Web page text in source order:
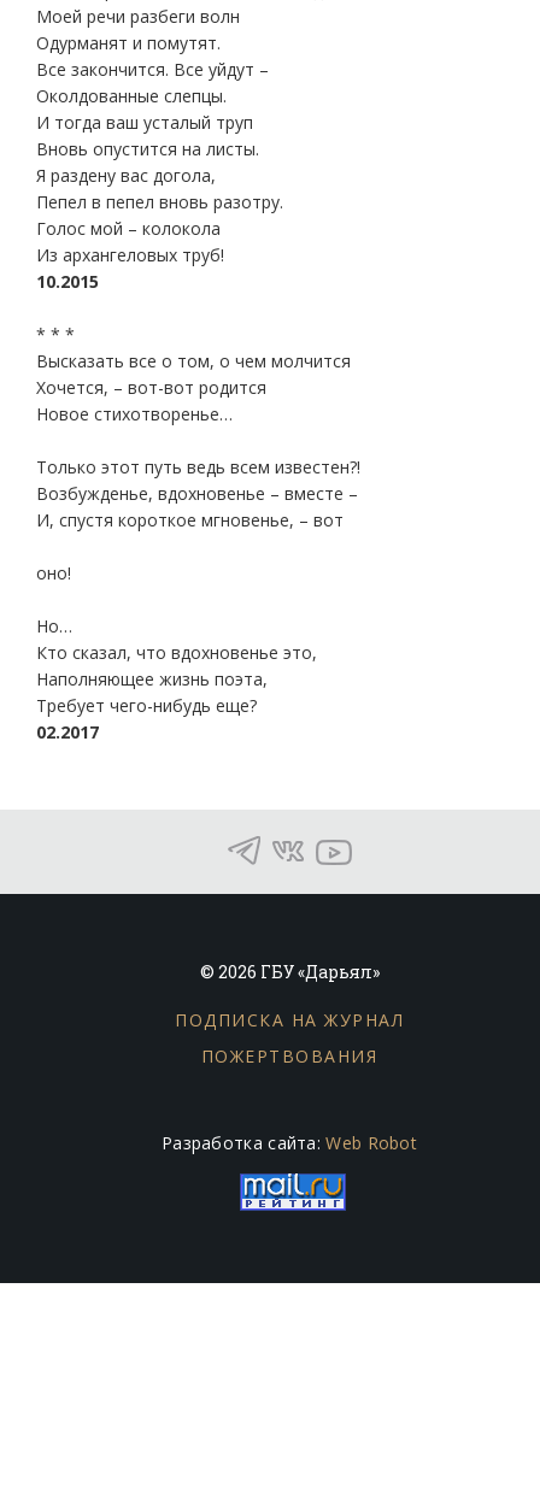
Моей речи разбеги волн
Одурманят и помутят.
Все закончится. Все уйдут –
Околдованные слепцы.
И тогда ваш усталый труп
Вновь опустится на листы.
Я раздену вас догола,
Пепел в пепел вновь разотру.
Голос мой – колокола
Из архангеловых труб!
10.2015
* * *
Высказать все о том, о чем молчится
Хочется, – вот-вот родится
Новое стихотворенье…
Только этот путь ведь всем известен?!
Возбужденье, вдохновенье – вместе –
И, спустя короткое мгновенье, – вот
оно!
Но…
Кто сказал, что вдохновенье это,
Наполняющее жизнь поэта,
Требует чего-нибудь еще?
02.2017
© 2026 ГБУ «Дарьял»
ПОДПИСКА НА ЖУРНАЛ
ПОЖЕРТВОВАНИЯ
Разработка сайта:Web Robot